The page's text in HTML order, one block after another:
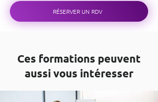
RÉSERVER UN RDV
Ces formations peuvent
aussi vous intéresser